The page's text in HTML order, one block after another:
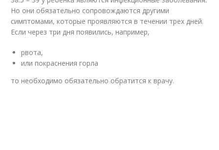
Но они обязательно сопровождаются другими
симптомами, которые проявляются в течении трех дней.
Если через три дня появились, например,
рвота,
или покраснения горла
то необходимо обязательно обратится к врачу.